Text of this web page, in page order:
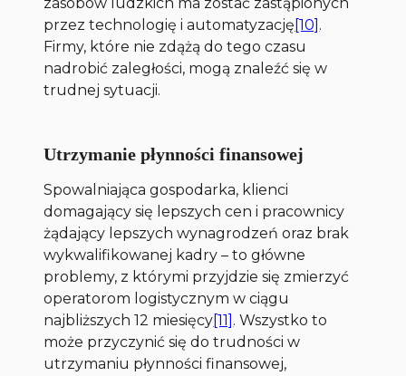
przez technologię i automatyzację [10] .
Firmy, które nie zdążą do tego czasu
nadrobić zaległości, mogą znaleźć się w
trudnej sytuacji.
Utrzymanie płynności finansowej
Spowalniająca gospodarka, klienci
domagający się lepszych cen i pracownicy
żądający lepszych wynagrodzeń oraz brak
wykwalifikowanej kadry – to główne
problemy, z którymi przyjdzie się zmierzyć
operatorom logistycznym w ciągu
najbliższych 12 miesięcy [11] . Wszystko to
może przyczynić się do trudności w
utrzymaniu płynności finansowej,